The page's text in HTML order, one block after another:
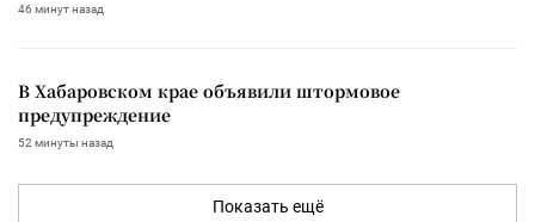
46 минут назад
В Хабаровском крае объявили штормовое
предупреждение
52 минуты назад
Показать ещё